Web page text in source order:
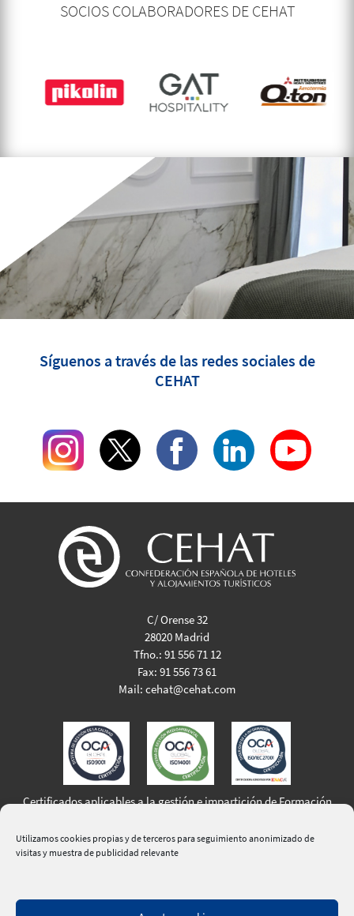
Utilizamos cookies propias y de terceros para seguimiento anonimizado de
visitas y muestra de publicidad relevante
SOCIOS COLABORADORES DE CEHAT
Síguenos a través de las redes sociales de
CEHAT
C/ Orense 32
28020 Madrid
Tfno.: 91 556 71 12
Fax: 91 556 73 61
Mail: cehat@cehat.com
Certificados aplicables a la gestión e impartición de Formación